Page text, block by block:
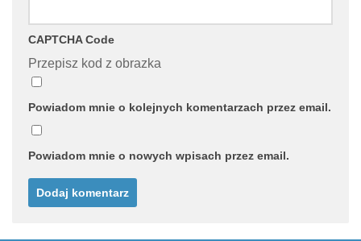
CAPTCHA Code
Przepisz kod z obrazka
Powiadom mnie o kolejnych komentarzach przez email.
Powiadom mnie o nowych wpisach przez email.